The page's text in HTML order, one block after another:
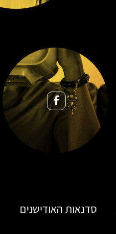
סדנאות האודישנים